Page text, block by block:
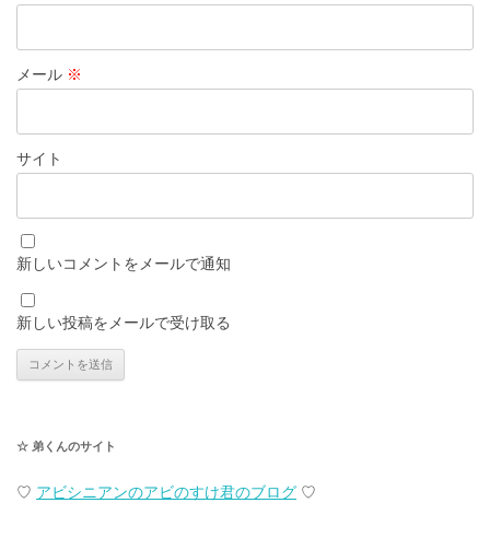
メール ※
サイト
新しいコメントをメールで通知
新しい投稿をメールで受け取る
☆ 弟くんのサイト
♡ アビシニアンのアビのすけ君のブログ ♡